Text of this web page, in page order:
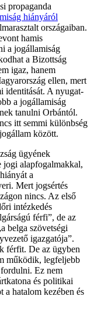
propaganda
hiányáról
országaiban.
hamis
a jogállamiság
a Bizottság
igaz, hanem
ellen, mert
identitását. A nyugat-
a jogállamiság
tanulni Orbántól.
itt semmi különbség
között.
ügyének
jogi alapfogalmakkal,
a
Mert jogsértés
nincs. Az első
intézkedés
férfi”, de az
belga szövetségi
igazgatója”.
férfit. De az ügyben
működik, legfeljebb
Ez nem
és politikai
a hatalom kezében és